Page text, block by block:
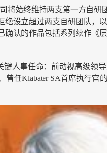
将始终维持两支第一方自
绝设立超过两支自研团队
确认的作品包括系列续作
人事任命：前动视高级领
任Klabater SA首席执行官